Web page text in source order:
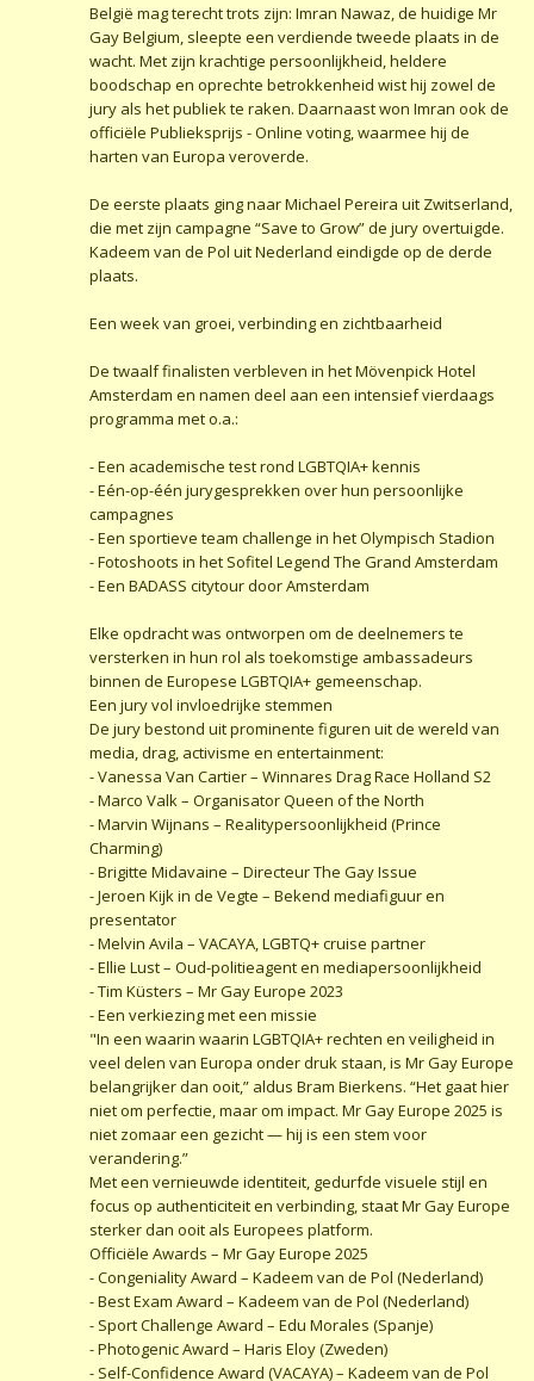
België mag terecht trots zijn: Imran Nawaz, de huidige Mr
Gay Belgium, sleepte een verdiende tweede plaats in de
wacht. Met zijn krachtige persoonlijkheid, heldere
boodschap en oprechte betrokkenheid wist hij zowel de
jury als het publiek te raken. Daarnaast won Imran ook de
officiële Publieksprijs - Online voting, waarmee hij de
harten van Europa veroverde.
De eerste plaats ging naar Michael Pereira uit Zwitserland,
die met zijn campagne “Save to Grow” de jury overtuigde.
Kadeem van de Pol uit Nederland eindigde op de derde
plaats.
Een week van groei, verbinding en zichtbaarheid
De twaalf finalisten verbleven in het Mövenpick Hotel
Amsterdam en namen deel aan een intensief vierdaags
programma met o.a.:
- Een academische test rond LGBTQIA+ kennis
- Eén-op-één jurygesprekken over hun persoonlijke
campagnes
- Een sportieve team challenge in het Olympisch Stadion
- Fotoshoots in het Sofitel Legend The Grand Amsterdam
- Een BADASS citytour door Amsterdam
Elke opdracht was ontworpen om de deelnemers te
versterken in hun rol als toekomstige ambassadeurs
binnen de Europese LGBTQIA+ gemeenschap.
Een jury vol invloedrijke stemmen
De jury bestond uit prominente figuren uit de wereld van
media, drag, activisme en entertainment:
- Vanessa Van Cartier – Winnares Drag Race Holland S2
- Marco Valk – Organisator Queen of the North
- Marvin Wijnans – Realitypersoonlijkheid (Prince
Charming)
- Brigitte Midavaine – Directeur The Gay Issue
- Jeroen Kijk in de Vegte – Bekend mediafiguur en
presentator
- Melvin Avila – VACAYA, LGBTQ+ cruise partner
- Ellie Lust – Oud-politieagent en mediapersoonlijkheid
- Tim Küsters – Mr Gay Europe 2023
- Een verkiezing met een missie
"In een waarin waarin LGBTQIA+ rechten en veiligheid in
veel delen van Europa onder druk staan, is Mr Gay Europe
belangrijker dan ooit,” aldus Bram Bierkens. “Het gaat hier
niet om perfectie, maar om impact. Mr Gay Europe 2025 is
niet zomaar een gezicht — hij is een stem voor
verandering.”
Met een vernieuwde identiteit, gedurfde visuele stijl en
focus op authenticiteit en verbinding, staat Mr Gay Europe
sterker dan ooit als Europees platform.
Officiële Awards – Mr Gay Europe 2025
- Congeniality Award – Kadeem van de Pol (Nederland)
- Best Exam Award – Kadeem van de Pol (Nederland)
- Sport Challenge Award – Edu Morales (Spanje)
- Photogenic Award – Haris Eloy (Zweden)
- Self-Confidence Award (VACAYA) – Kadeem van de Pol